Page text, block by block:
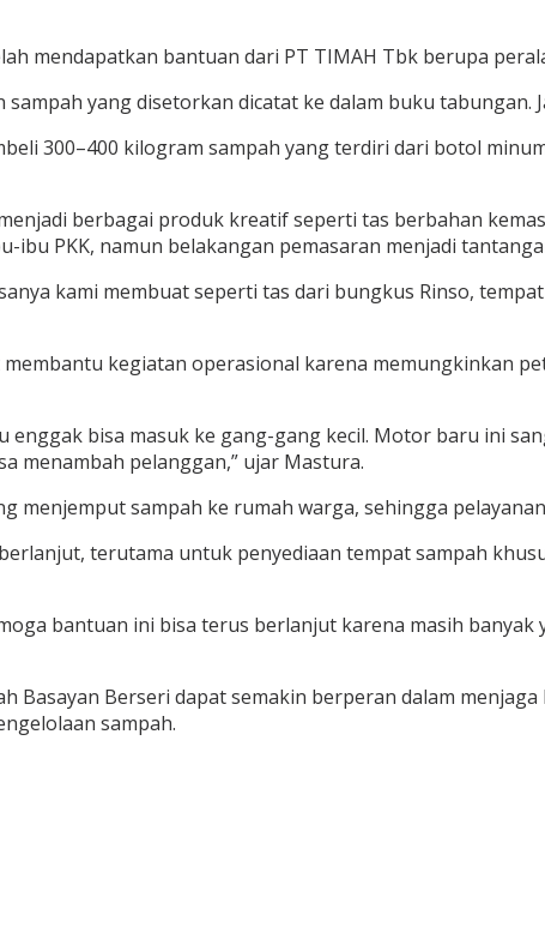
mendapatkan bantuan dari PT TIMAH Tbk berupa
yang disetorkan dicatat ke dalam buku tabungan.
300–400 kilogram sampah yang terdiri dari botol
berbagai produk kreatif seperti tas berbahan
ibu PKK, namun belakangan pemasaran menjadi
kami membuat seperti tas dari bungkus Rinso,
kegiatan operasional karena memungkinkan
enggak bisa masuk ke gang-gang kecil. Motor baru ini
menambah pelanggan,” ujar Mastura.
menjemput sampah ke rumah warga, sehingga
terutama untuk penyediaan tempat sampah
bantuan ini bisa terus berlanjut karena masih
Basayan Berseri dapat semakin berperan dalam
sampah.